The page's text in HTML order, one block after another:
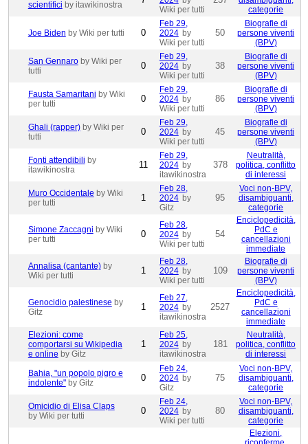
scientifici by itawikinostra
Wiki per tutti
categorie
Joe Biden by Wiki per tutti 0
Feb 29,
2024 by
Wiki per tutti
50
Biografie di
persone viventi
(BPV)
San Gennaro by Wiki per
tutti
0
Feb 29,
2024 by
Wiki per tutti
38
Biografie di
persone viventi
(BPV)
Fausta Samaritani by Wiki
per tutti
0
Feb 29,
2024 by
Wiki per tutti
86
Biografie di
persone viventi
(BPV)
Ghali (rapper) by Wiki per
tutti
0
Feb 29,
2024 by
Wiki per tutti
45
Biografie di
persone viventi
(BPV)
Fonti attendibili by
itawikinostra
11
Feb 29,
2024 by
itawikinostra
378
Neutralità,
politica, conflitto
di interessi
Muro Occidentale by Wiki
per tutti
1
Feb 28,
2024 by
Gitz
95
Voci non-BPV,
disambiguanti,
categorie
Simone Zaccagni by Wiki
per tutti
0
Feb 28,
2024 by
Wiki per tutti
54
Enciclopedicità,
PdC e
cancellazioni
immediate
Annalisa (cantante) by
Wiki per tutti
1
Feb 28,
2024 by
Wiki per tutti
109
Biografie di
persone viventi
(BPV)
Genocidio palestinese by
Gitz
1
Feb 27,
2024 by
itawikinostra
2527
Enciclopedicità,
PdC e
cancellazioni
immediate
Elezioni: come
comportarsi su Wikipedia
e online by Gitz
1
Feb 25,
2024 by
itawikinostra
181
Neutralità,
politica, conflitto
di interessi
Bahia, "un popolo pigro e
indolente" by Gitz 0
Feb 24,
2024 by
Gitz
75
Voci non-BPV,
disambiguanti,
categorie
Omicidio di Elisa Claps
by Wiki per tutti
0
Feb 24,
2024 by
Wiki per tutti
80
Voci non-BPV,
disambiguanti,
categorie
Elezioni,